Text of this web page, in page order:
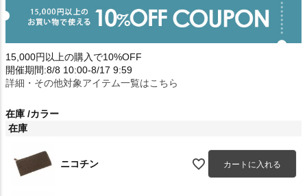
15,000円以上の購入で10%OFF
開催期間:8/8 10:00-8/17 9:59
詳細・その他対象アイテム一覧はこちら
在庫 カラー
在庫
ニコチン カートに入れる